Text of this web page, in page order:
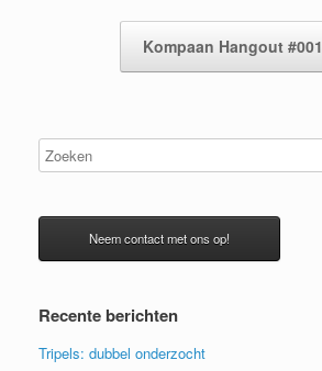
Kompaan Hangout #001
Neem contact met ons op!
Recente berichten
Tripels: dubbel onderzocht